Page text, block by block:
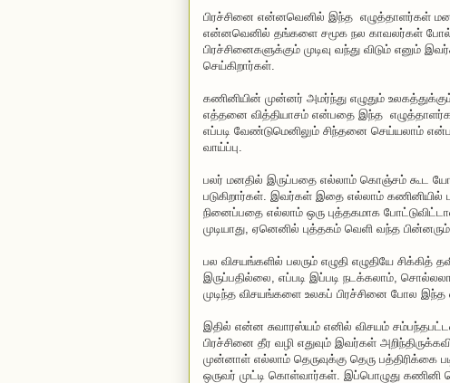
பிரச்சினை என்னவெனில் இந்த எழுத்தாளர்கள்
என்னவெனில் தங்களை சமூக நல காவலர்கள் போல்
பிரச்சினைகளுக்கும் முடிவு வந்து விடும் எனும்
செய்கிறார்கள்.
கணினியின் முன்னர் அமர்ந்து எழுதும்
எத்தனை வித்தியாசம் என்பதை இந்த
எப்படி வேண்டுமெனிலும் சிந்தனை செய்யலாம்
வாய்ப்பு.
பலர் மனதில் இருப்பதை எல்லாம் கொஞ்சம் கூட
படுகிறார்கள். இவர்கள் இதை எல்லாம்
நினைப்பதை எல்லாம் ஒரு புத்தகமாக
முடியாது, ஏனெனில் புத்தகம் வெளி வந்த பின்னரும்
பல விசயங்களில் பலரும் எழுதி எழுதியே சிக்கித்
இருப்பதில்லை, எப்படி இப்படி நடக்கலாம்,
முடிந்த விசயங்களை உலகப் பிரச்சினை போல இந்த
இதில் என்ன சுவாரஸ்யம் எனில் விசயம்
பிரச்சினை தீர வழி எதுவும் இவர்கள்
முன்னாள் எல்லாம் தெருவுக்கு தெரு பத்திரிக்கை
ஒருவர் முட்டி கொள்வார்கள். இப்பொழுது கணினி